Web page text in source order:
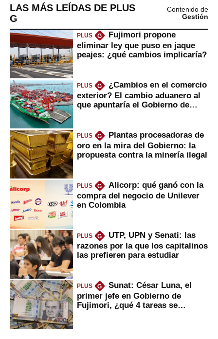
LAS MÁS LEÍDAS DE PLUS
G
Contenido de
Gestión
PLUS G
Fujimori propone
eliminar ley que puso en jaque
peajes: ¿qué cambios implicaría?
PLUS G
¿Cambios en el comercio
exterior? El cambio aduanero al
que apuntaría el Gobierno de
PLUS G
Plantas procesadoras de
oro en la mira del Gobierno: la
propuesta contra la minería ilegal
PLUS G
Alicorp: qué ganó con la
compra del negocio de Unilever
en Colombia
PLUS G
UTP, UPN y Senati: las
razones por la que los capitalinos
las prefieren para estudiar
PLUS G
Sunat: César Luna, el
primer jefe en Gobierno de
Fujimori, ¿qué 4 tareas se